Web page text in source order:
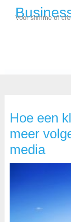
Voor slimme of
Hoe een
meer
media